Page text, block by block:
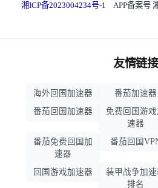
湘ICP备2023004234号-1 APP备案号
友情链接
海外回国加速器 番茄加速器
番茄回国加速器
免费回国游戏
速器
番茄免费回国加
速器
番茄回国
回国游戏加速器
装甲战争加速
排名